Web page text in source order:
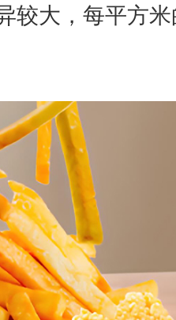
较大，每平方